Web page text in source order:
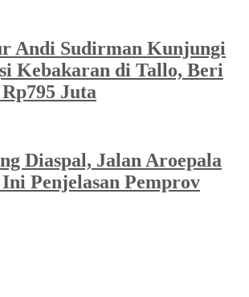
Andi Sudirman Kunjungi
Kebakaran di Tallo, Beri
Juta
Diaspal, Jalan Aroepala
Penjelasan Pemprov